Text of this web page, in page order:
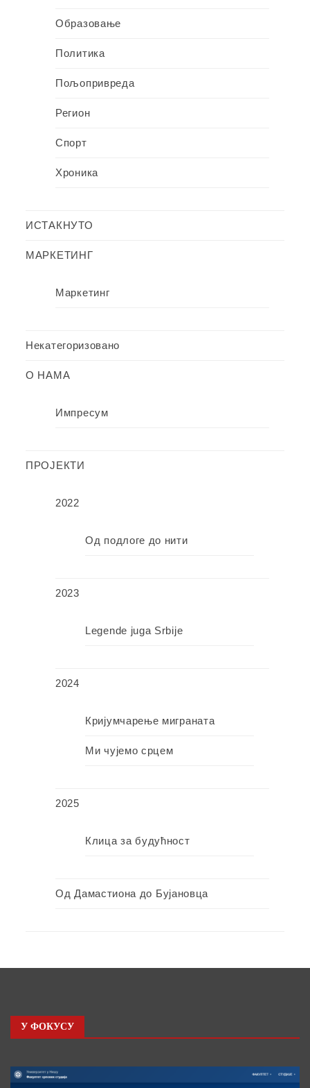
Образовање
Политика
Пољопривреда
Регион
Спорт
Хроника
ИСТАКНУТО
МАРКЕТИНГ
Маркетинг
Некатегоризовано
О НАМА
Импресум
ПРОЈЕКТИ
2022
Од подлоге до нити
2023
Legende juga Srbije
2024
Кријумчарење миграната
Ми чујемо срцем
2025
Клица за будућност
Од Дамастиона до Бујановца
У ФОКУСУ